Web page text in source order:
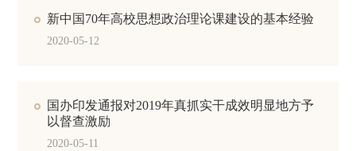
新中国70年高校思想政治理论课建设的基本经验
2020-05-12
国办印发通报对2019年真抓实干成效明显地方予
以督查激励
2020-05-11